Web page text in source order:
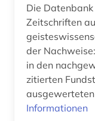
daten (1)
Die
Zeitschriften
der
in den
zitierten
Informationen